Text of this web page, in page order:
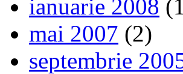
ianuarie 2008
mai 2007 (2)
septembrie